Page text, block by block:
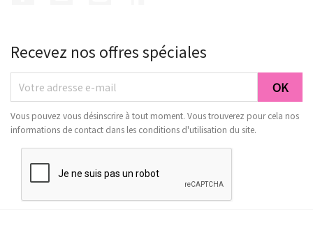
Recevez nos offres spéciales
Vous pouvez vous désinscrire à tout moment. Vous trouverez pour cela nos
informations de contact dans les conditions d'utilisation du site.